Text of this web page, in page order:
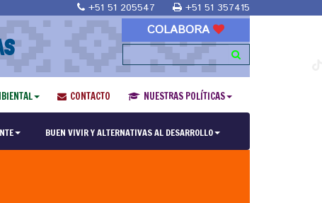
+51 51 205547 +51 51 357415
COLABORA
CONTACTO NUESTRAS POLÍTICAS
BUEN VIVIR Y ALTERNATIVAS AL DESARROLLO